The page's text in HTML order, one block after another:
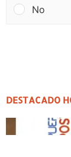
No
DESTACADO